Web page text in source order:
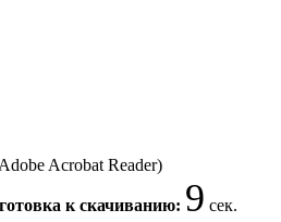
Acrobat Reader)
к скачиванию: 9 сек.